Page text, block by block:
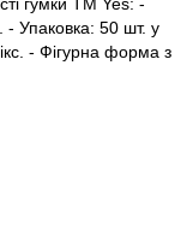
- Упаковка: 50 шт. у
- Фігурна форма з